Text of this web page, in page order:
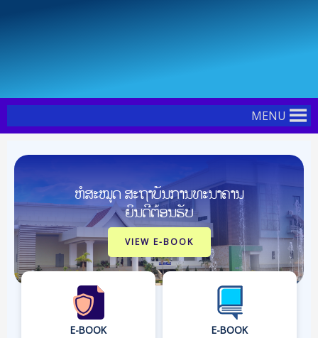
MENU
ຫໍສະໝຸດ ສະຖາບັນການທະນາຄານ
ຍິນດີຕ້ອນຮັບ
VIEW E-BOOK
E-BOOK E-BOOK